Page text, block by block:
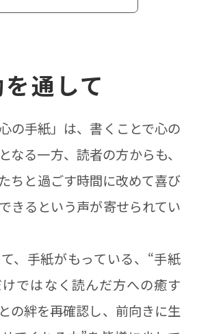
通して
の手紙」は、書くことで心の
なる一方、読者の方からも、
ちと過ごす時間に改めて喜び
きるという声が寄せられてい
、手紙がもっている、“手紙
ではなく読んだ方への癒す
の絆を再確認し、前向きに生